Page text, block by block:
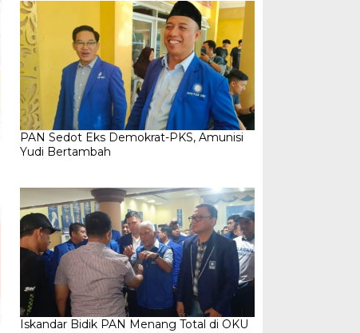
PAN Sedot Eks Demokrat-PKS, Amunisi
Yudi Bertambah
Iskandar Bidik PAN Menang Total di OKU